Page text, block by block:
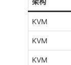
KVM
KVM
KVM